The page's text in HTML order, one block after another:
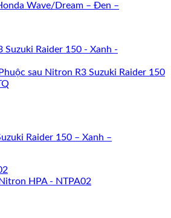
Wave/Dream – Đen –
Raider 150 – Xanh –